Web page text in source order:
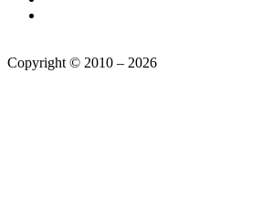
Copyright © 2010 – 2026